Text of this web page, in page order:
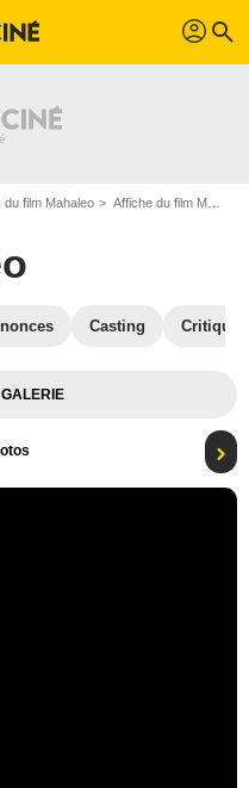
profil search
du film Mahaleo Affiche du film Mahaleo - Photo 10
Casting